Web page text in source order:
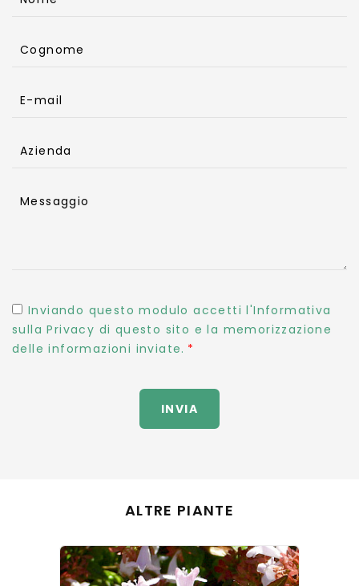
Cognome
E-mail
Azienda
Messaggio
Inviando questo modulo accetti l'Informativa
sulla Privacy di questo sito e la memorizzazione
delle informazioni inviate.
INVIA
ALTRE PIANTE